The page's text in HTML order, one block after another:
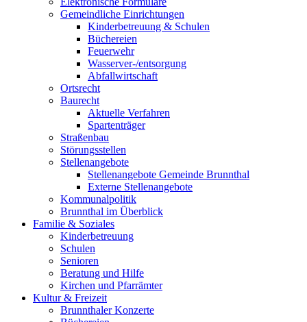
Gemeindliche Einrichtungen
Kinderbetreuung & Schulen
Büchereien
Feuerwehr
Wasserver-/entsorgung
Abfallwirtschaft
Ortsrecht
Baurecht
Aktuelle Verfahren
Spartenträger
Straßenbau
Störungsstellen
Stellenangebote
Stellenangebote Gemeinde Brunnthal
Externe Stellenangebote
Kommunalpolitik
Brunnthal im Überblick
Familie & Soziales
Kinderbetreuung
Schulen
Senioren
Beratung und Hilfe
Kirchen und Pfarrämter
Kultur & Freizeit
Brunnthaler Konzerte